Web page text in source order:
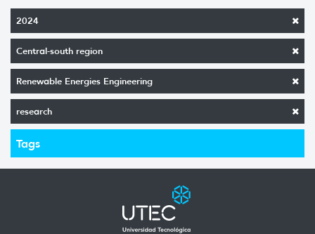
2024
Central-south region
Renewable Energies Engineering
research
Tags